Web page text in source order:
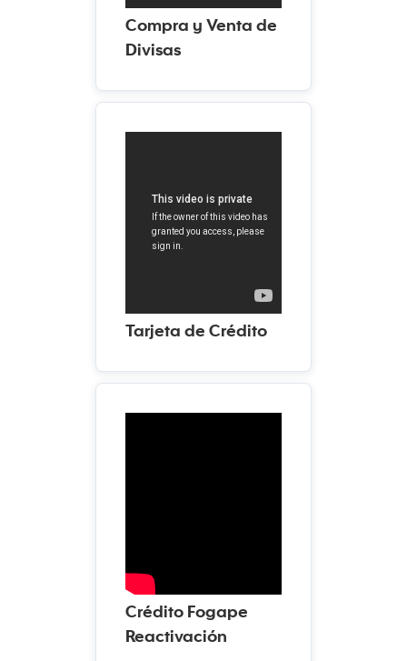
Compra y Venta de
Divisas
Tarjeta de Crédito
Crédito Fogape
Reactivación